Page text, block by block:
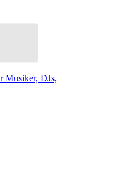
Musiker, DJs,